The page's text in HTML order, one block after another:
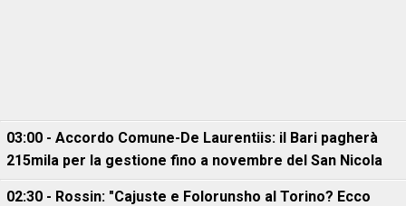
03:00 - Accordo Comune-De Laurentiis: il Bari pagherà
215mila per la gestione fino a novembre del San Nicola
02:30 - Rossin: "Cajuste e Folorunsho al Torino? Ecco